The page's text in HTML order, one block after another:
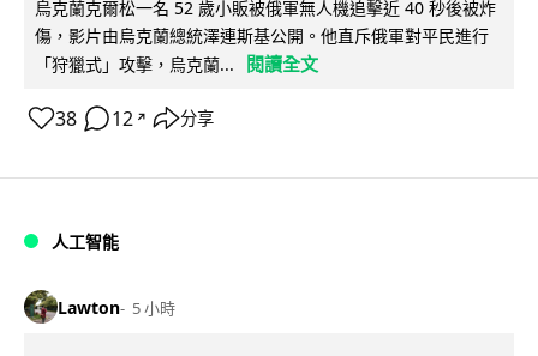
烏克蘭克爾松一名 52 歲小販被俄軍無人機追擊近 40 秒後被炸
傷，影片由烏克蘭總統澤連斯基公開。他直斥俄軍對平民進行
「狩獵式」攻擊，烏克蘭...
閱讀全文
38 12 ↗ 分享
人工智能
Lawton 5 小時